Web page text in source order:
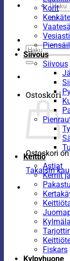
Etsi:
Etsi:
Ostoskori
Ostoskori
Takaisin
Korit
Siivous
Siivous
Keittiö
Astiat
Kernit
Fiskars
Kylpyhuone